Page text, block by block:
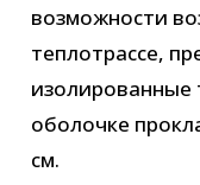
возможности
теплотрассе,
изолированные
оболочке
см.